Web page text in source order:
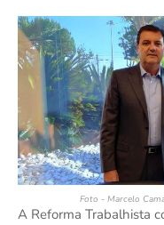
Foto - Marcelo
A Reforma Trabalhista